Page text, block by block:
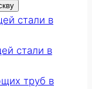
стали в
стали в
труб в